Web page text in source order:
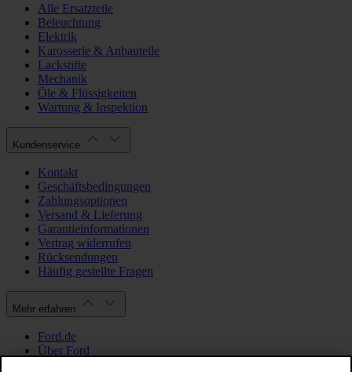
Alle Ersatzteile
Beleuchtung
Elektrik
Karosserie & Anbauteile
Lackstifte
Mechanik
Öle & Flüssigkeiten
Wartung & Inspektion
Kundenservice
Kontakt
Geschäftsbedingungen
Zahlungsoptionen
Versand & Lieferung
Garantieinformationen
Vertrag widerrufen
Rücksendungen
Häufig gestellte Fragen
Mehr erfahren
Ford.de
Über Ford